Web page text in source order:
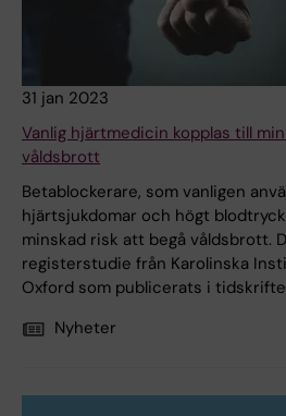
31 jan 2023
Vanlig hjärtmedicin kopplas till
våldsbrott
Betablockerare, som vanligen
hjärtsjukdomar och högt
minskad risk att begå våldsbrott.
registerstudie från Karolinska
Oxford som publicerats i
Nyheter